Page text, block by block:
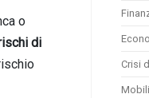
o
di
Crisi